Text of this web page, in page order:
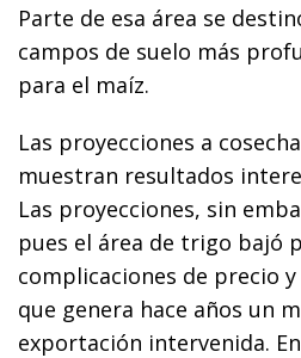
Parte de esa área se
campos de suelo más
para el maíz.
Las proyecciones a
muestran resultados
Las proyecciones, sin
pues el área de trigo bajó
complicaciones de precio
que genera hace años un
exportación intervenida.